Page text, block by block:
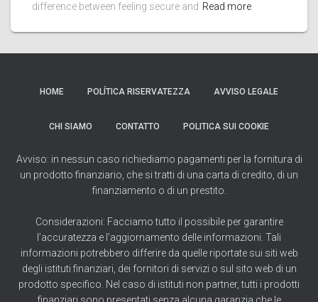
difference between feeling secure and Read more
HOME POLÍTICA RISERVATEZZA AVVISO LEGALE
CHI SIAMO CONTATTO POLITICA SUI COOKIE
Avviso: in nessun caso richiediamo pagamenti per la fornitura di
un prodotto finanziario, che si tratti di una carta di credito, di un
finanziamento o di un prestito.
Considerazioni: Facciamo tutto il possibile per garantire
l’accuratezza e l’aggiornamento delle informazioni. Tali
informazioni potrebbero differire da quelle riportate sui siti web
degli istituti finanziari, dei fornitori di servizi o sul sito web di un
prodotto specifico. Nel caso di istituti non partner, tutti i prodotti